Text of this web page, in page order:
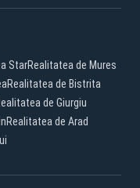
StarRealitatea de Mures
Realitatea de Bistrita
de Giurgiu
Realitatea de Arad